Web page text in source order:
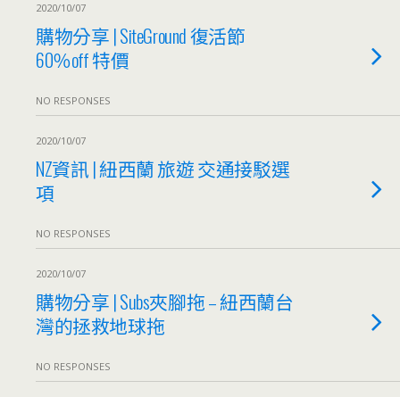
2020/10/07
購物分享 | SiteGround 復活節
60％off 特價
NO RESPONSES
2020/10/07
NZ資訊 | 紐西蘭 旅遊 交通接駁選
項
NO RESPONSES
2020/10/07
購物分享 | Subs夾腳拖 – 紐西蘭台
灣的拯救地球拖
NO RESPONSES